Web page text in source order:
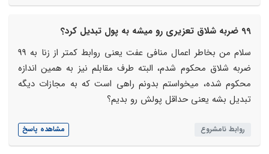
99 ضربه شلاق تعزیری رو میشه به پول تبدیل کرد؟
سلام من بخاطر اعمال منافی عفت یعنی روابط کمتر از زنا به 99
ضربه شلاق محکوم شدم، البته طرف مقابلم نیز به همین اندازه
محکوم شده، میخواستم بدونم راهی است که به مجازات دیگه
تبدیل بشه یعنی حداقل پولش رو بدیم؟
روابط نامشروع مشاهده پاسخ